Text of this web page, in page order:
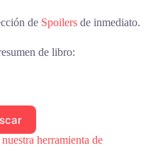
de Spoilers de inmediato.
de libro:
herramienta de